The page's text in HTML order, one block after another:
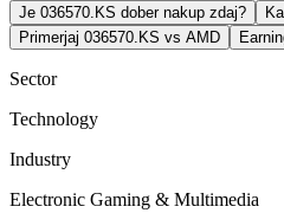
Je 036570.KS dober nakup zdaj?
Primerjaj 036570.KS vs AMD
Sector
Technology
Industry
Electronic Gaming & Multimedia